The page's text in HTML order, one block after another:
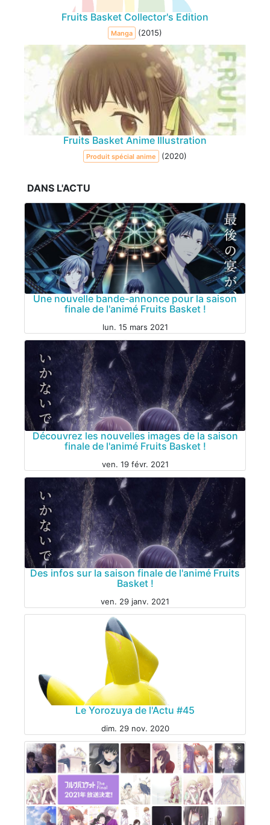
Fruits Basket Collector's Edition
Manga (2015)
Fruits Basket Anime Illustration
Produit spécial anime (2020)
DANS L'ACTU
ANIME
Une nouvelle bande-annonce pour la saison
finale de l'animé Fruits Basket !
lun. 15 mars 2021
Découvrez les nouvelles images de la saison
finale de l'animé Fruits Basket !
ven. 19 févr. 2021
ANIME
Des infos sur la saison finale de l'animé Fruits
Basket !
ven. 29 janv. 2021
Le Yorozuya de l'Actu #45
dim. 29 nov. 2020